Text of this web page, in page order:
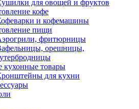
для овощей и фруктов
кофе
и кофемашины
пищи
фритюрницы
орешницы,
кухонные товары
для кухни